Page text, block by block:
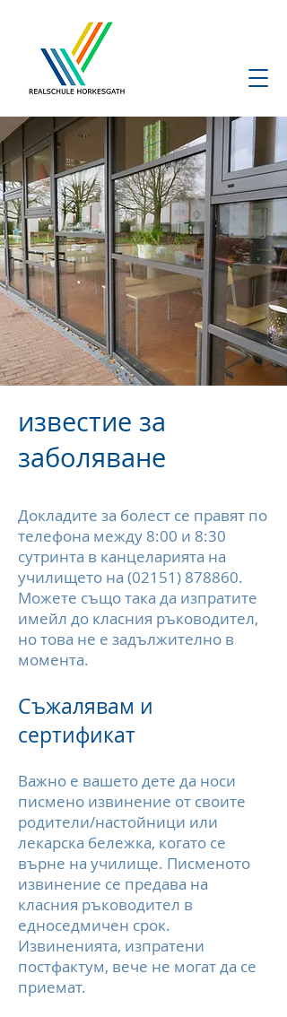
известие за
заболяване
Докладите за болест се правят по
телефона между 8:00 и 8:30
сутринта в канцеларията на
училището на (02151) 878860.
Можете също така да изпратите
имейл до класния ръководител,
но това не е задължително в
момента.
Съжалявам и
сертификат
Важно е вашето дете да носи
писмено извинение от своите
родители/настойници или
лекарска бележка, когато се
върне на училище. Писменото
извинение се предава на
класния ръководител в
едноседмичен срок.
Извиненията, изпратени
постфактум, вече не могат да се
приемат.